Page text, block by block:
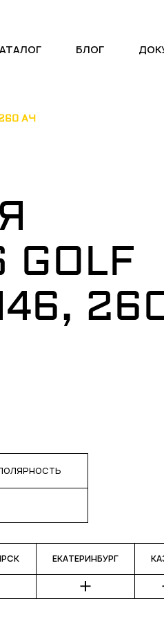
БЛОГ
АЧ
ЕКАТЕРИНБУРГ